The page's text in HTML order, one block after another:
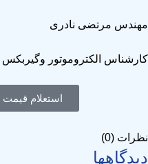
مهندس مرتضی نادری
کارشناس الکتروموتور وگیربکس
استعلام
نظرات (0)
دیدگاهها